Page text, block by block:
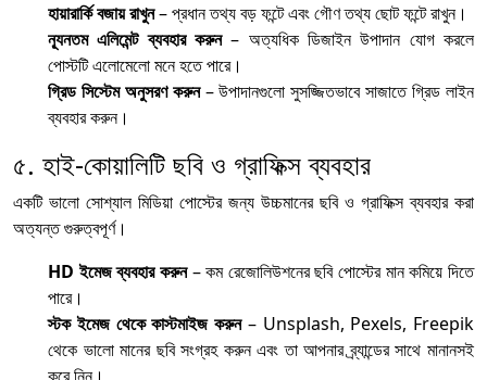
হায়ারার্কি বজায় রাখুন– প্রধান তথ্য বড় ফন্টে এবং গৌণ তথ্য ছোট ফন্টে রাখুন।
ন্যূনতম এলিমেন্ট ব্যবহার করুন– অত্যধিক ডিজাইন উপাদান যোগ করলে
পোস্টটি এলোমেলো মনে হতে পারে।
গ্রিড সিস্টেম অনুসরণ করুন– উপাদানগুলো সুসজ্জিতভাবে সাজাতে গ্রিড লাইন
ব্যবহার করুন।
৫. হাই-কোয়ালিটি ছবি ও গ্রাফিক্স ব্যবহার
একটি ভালো সোশ্যাল মিডিয়া পোস্টের জন্য উচ্চমানের ছবি ও গ্রাফিক্স ব্যবহার করা
অত্যন্ত গুরুত্বপূর্ণ।
HD ইমেজ ব্যবহার করুন– কম রেজোলিউশনের ছবি পোস্টের মান কমিয়ে দিতে
পারে।
স্টক ইমেজ থেকে কাস্টমাইজ করুন– Unsplash, Pexels, Freepik
থেকে ভালো মানের ছবি সংগ্রহ করুন এবং তা আপনার ব্র্যান্ডের সাথে মানানসই